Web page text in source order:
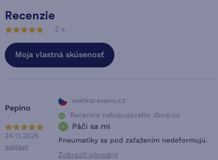
Recenzie
2 x
Moja vlastná skúsenosť
Pepino
svetkaravanu.cz
Recenzia nakupujúceho zbozi.cz
24.11.2025
Nahlásiť
Páči sa mi
Pneumatiky sa pod zaťažením nedeformujú.
Zobraziť pôvodný